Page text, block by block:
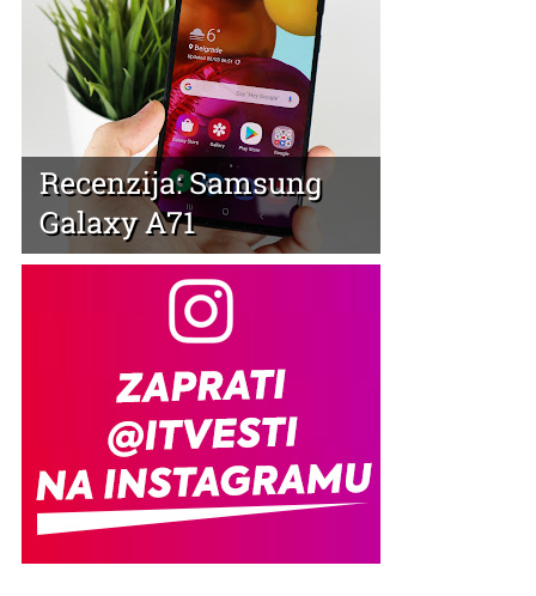
Recenzija: Samsung
Galaxy A71